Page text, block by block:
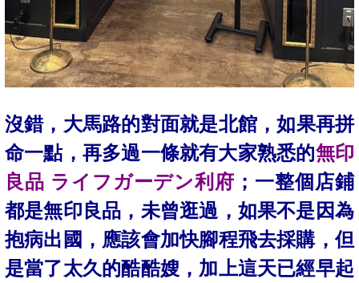
沒錯，大馬路的對面就是北館，如果再拼
命一點，再多過一條就有大家熟悉的無印
良品 ライフガーデン利府 ； 一整個店鋪
都是無印良品，未曾逛過，如果不是因為
抱病出國，應該會加快腳程飛去採購，但
是當了太久的酷酷嫂，加上這天已經早起